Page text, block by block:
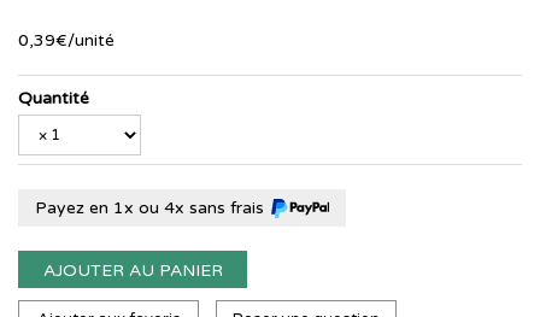
0,39€/unité
Quantité
Payez en 1x ou 4x sans frais
AJOUTER AU PANIER